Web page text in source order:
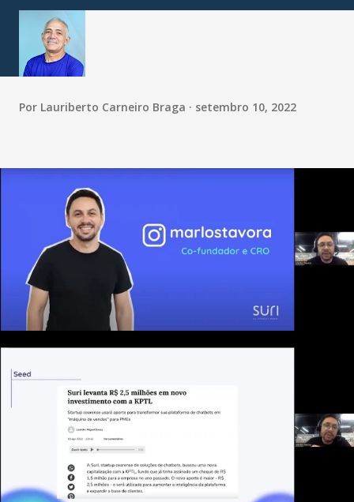
Por Lauriberto Carneiro Braga setembro 10, 2022